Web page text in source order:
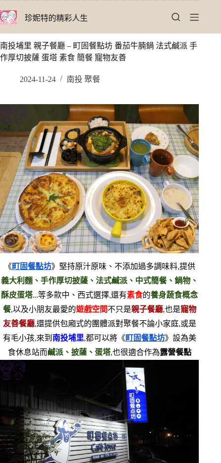
至
要
內
珍妮特的精彩人生
南投埔里 親子餐廳 – 町固餐點坊 番茄牛腩鍋 法式鹹派 手
作厚切披薩 蛋塔 素食 簡餐 寵物友善
2024-11-24 南投 聚餐
《町固餐點坊》堅持原汁原味、不添加過多調味料,提供
義大利麵、手作厚切披薩、法式鹹派、中式簡餐、鍋物、
酥皮蛋塔…等多款中、西式選擇,還有素食的養身蔬食概念
餐,以及小朋友最愛的遊戲空間不只是親子餐廳,也是寵物
友善餐廳,還提供包廂式的團體派對聚餐不論小家庭,或是
有毛小孩,來到 南投埔里,都可以將《町固餐點坊》設為美
食休息站而鹹派、披薩、蛋塔,也很適合作為露營餐點